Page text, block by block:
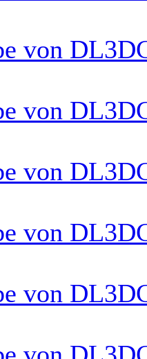
von
von
von
von
von